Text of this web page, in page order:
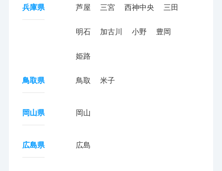
兵庫県 芦屋 三宮 西神中央 三田
明石 加古川 小野 豊岡
姫路
鳥取県 鳥取 米子
岡山県 岡山
広島県 広島